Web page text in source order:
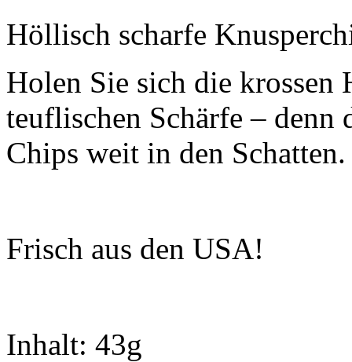
Höllisch scharfe
Holen Sie sich die krossen
teuflischen Schärfe – denn
Chips weit in den Schatten.
Frisch aus den USA!
Inhalt: 43g